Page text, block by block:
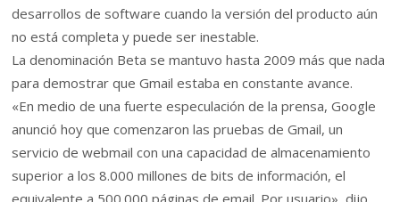
desarrollos de software cuando la versión del producto aún
no está completa y puede ser inestable.
La denominación Beta se mantuvo hasta 2009 más que nada
para demostrar que Gmail estaba en constante avance.
«En medio de una fuerte especulación de la prensa, Google
anunció hoy que comenzaron las pruebas de Gmail, un
servicio de webmail con una capacidad de almacenamiento
superior a los 8.000 millones de bits de información, el
equivalente a 500.000 páginas de email. Por usuario», dijo